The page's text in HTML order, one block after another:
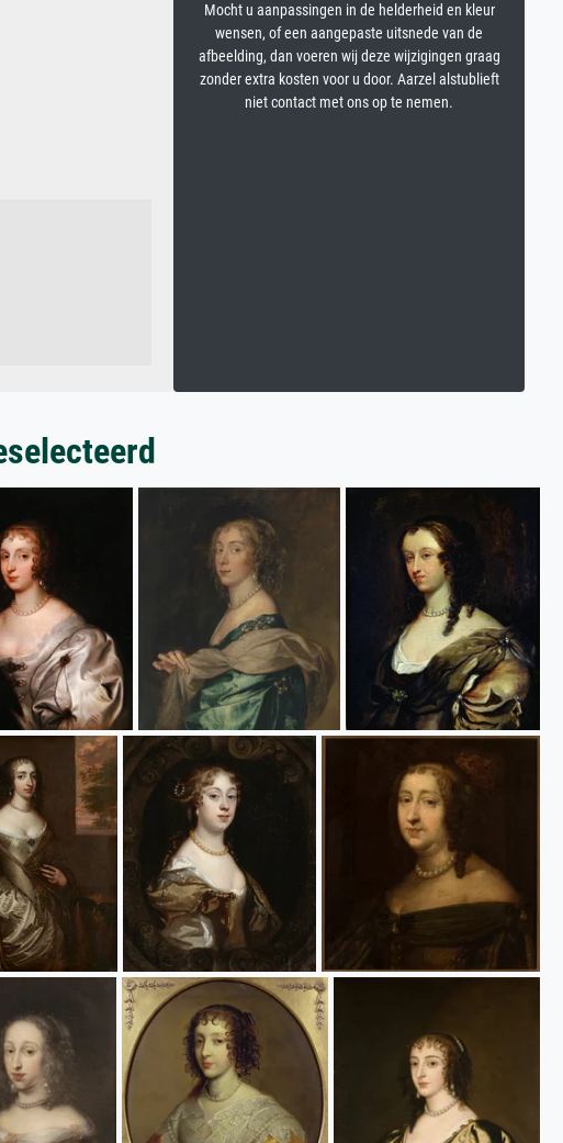
Mocht u aanpassingen in de helderheid en kleur
wensen, of een aangepaste uitsnede van de
afbeelding, dan voeren wij deze wijzigingen graag
zonder extra kosten voor u door. Aarzel alstublieft
niet contact met ons op te nemen.